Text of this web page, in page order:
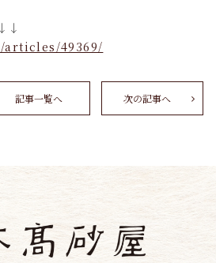
49369/
記事一覧へ 次の記事へ